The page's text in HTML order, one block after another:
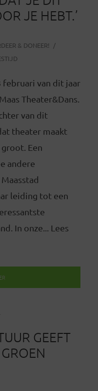
JE HEBT.’
& DONEER!
van dit jaar
Theater&Dans.
van dit
theater maakt
Een
andere
leiding tot een
In onze... Lees
GEEFT